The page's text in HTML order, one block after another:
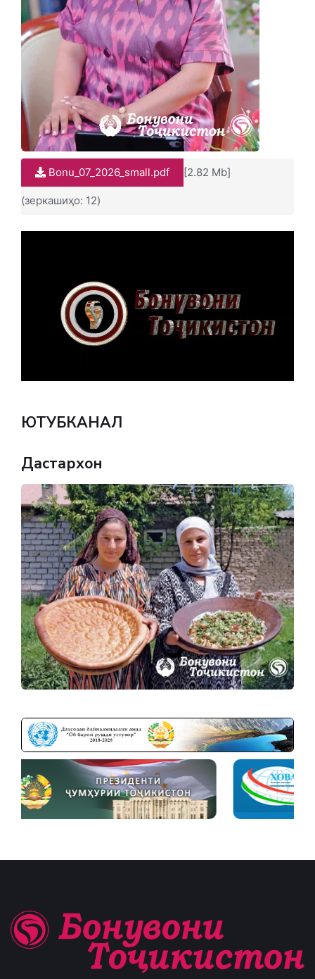
Bonu_07_2026_small.pdf [2.82 Mb]
(зеркашиҳо: 12)
ЮТУБКАНАЛ
Дастархон